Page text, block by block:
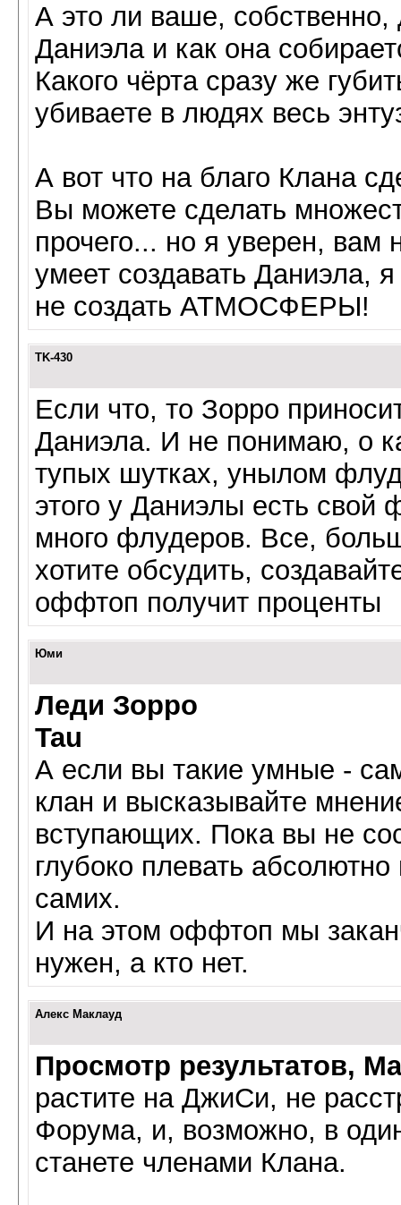
А это ли ваше, собственно,
Даниэла и как она
Какого чёрта сразу же
убиваете в людях весь
А вот что на благо Клана
Вы можете сделать
прочего... но я уверен, вам
умеет создавать Даниэла,
не создать АТМОСФЕРЫ!
TK-430
Если что, то Зорро
Даниэла. И не понимаю, о
тупых шутках, унылом
этого у Даниэлы есть
много флудеров. Все,
хотите обсудить,
оффтоп получит проценты
Юми
Леди Зорро
Tau
А если вы такие умные -
клан и высказывайте
вступающих. Пока вы не
глубоко плевать
самих.
И на этом оффтоп мы
нужен, а кто нет.
Алекс Маклауд
Просмотр результатов,
растите на ДжиСи, не
Форума, и, возможно, в
станете членами Клана.